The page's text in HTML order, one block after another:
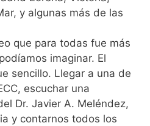
y algunas más de las
que para todas fue más
imaginar. El
sencillo. Llegar a una de
escuchar una
Dr. Javier A. Meléndez,
y contarnos todos los